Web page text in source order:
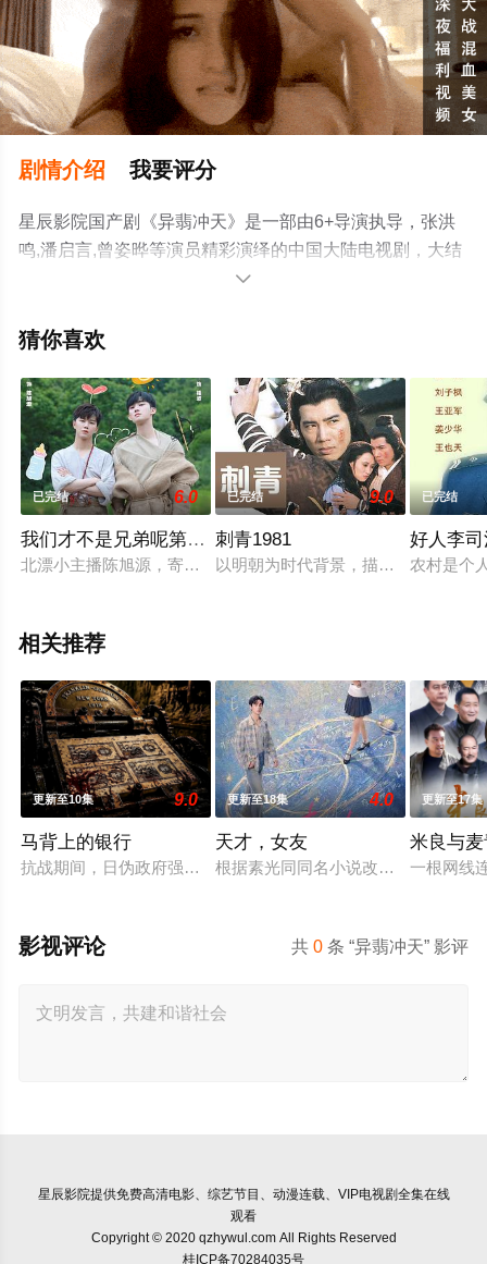
剧情介绍 我要评分
星辰影院国产剧《异翡冲天》是一部由6+导演执导，张洪
鸣,潘启言,曾姿晔等演员精彩演绎的中国大陆电视剧，大结
局剧情已揭晓（全22集），手机免费观看高清未删减完整
电视剧、电视猫或剧情网等平台了解。

猜你喜欢
已完结 6.0
我们才不是兄弟呢第2季
北漂小主播陈旭源，寄宿在虽是“侄孙”却年纪相仿的程序员祖
已完结 9.0
刺青1981
以明朝为时代背景，描述李其(朱江)
已完结
好人李
农村是个
相关推荐
更新至10集 9.0
马背上的银行
抗战期间，日伪政府强行推广、使用由“中国准备银行”发行的
更新至18集 4.0
天才，女友
根据素光同同名小说改编。江逾白长
更新至17集
米良与
一根网线
共0 条 “异翡冲天” 影评
影视评论
星辰影院提供免费高清电影、综艺节目、动漫连载、VIP电视剧全集在线
观看
Copyright © 2020 qzhywul.com All Rights Reserved
桂ICP备70284035号